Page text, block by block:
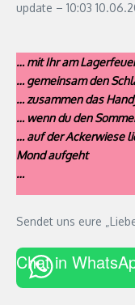
update – 10:03
… mit Ihr am
… gemeinsam den
… zusammen das
… wenn du den
… auf der Ackerwiese
Mond aufgeht
…
Sendet uns eure
Chat in